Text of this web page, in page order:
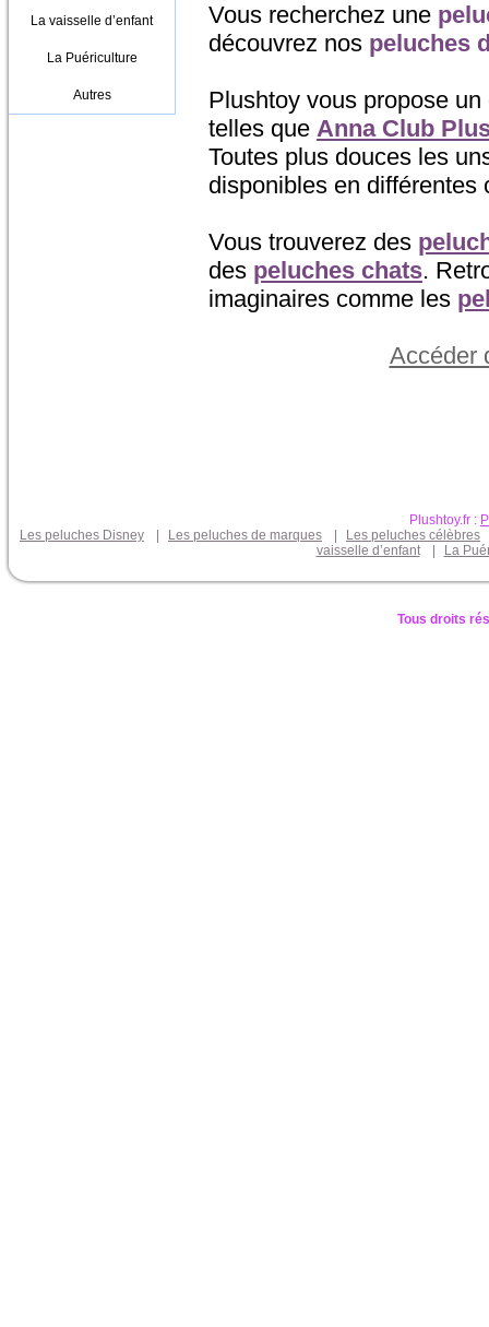
La vaisselle d’enfant
La Puériculture
Autres
Vous recherchez une
découvrez nos peluches
Plushtoy vous propose
telles que Anna Club
Toutes plus douces les
disponibles en différentes
Vous trouverez des
des peluches chats.
imaginaires comme les
Accéder
Plushtoy.fr :
Les peluches Disney
Les peluches de marques Les peluches célèbres
vaisselle d’enfant
La
Tous droits